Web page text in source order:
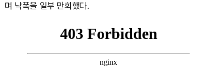
며 낙폭을 일부 만회했다.